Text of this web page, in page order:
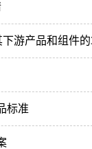
游产品和组件
标准